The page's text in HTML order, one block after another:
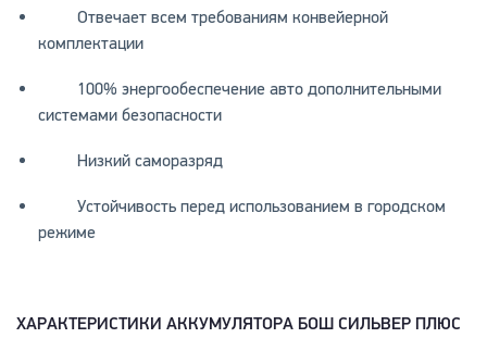
Отвечает всем требованиям конвейерной
комплектации
100% энергообеспечение авто дополнительными
системами безопасности
Низкий саморазряд
Устойчивость перед использованием в городском
режиме
ХАРАКТЕРИСТИКИ АККУМУЛЯТОРА БОШ СИЛЬВЕР ПЛЮС